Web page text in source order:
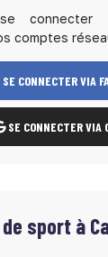
connecter
comptes
SE CONNECTER VIA
SE CONNECTER VIA
sport à